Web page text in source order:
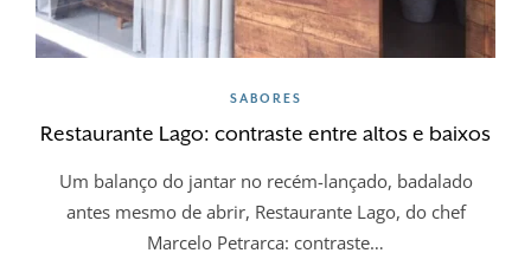
SABORES
Restaurante Lago: contraste entre altos e baixos
Um balanço do jantar no recém-lançado, badalado
antes mesmo de abrir, Restaurante Lago, do chef
Marcelo Petrarca: contraste…